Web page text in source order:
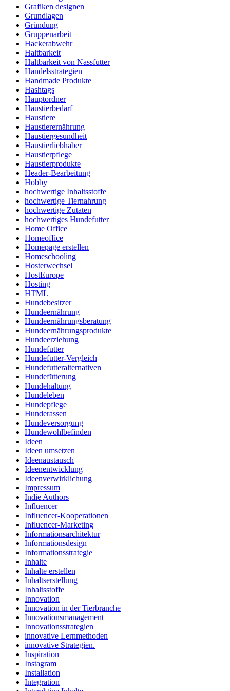
Grafiken designen
Grundlagen
Gründung
Gruppenarbeit
Hackerabwehr
Haltbarkeit
Haltbarkeit von Nassfutter
Handelsstrategien
Handmade Produkte
Hashtags
Hauptordner
Haustierbedarf
Haustiere
Haustierernährung
Haustiergesundheit
Haustierliebhaber
Haustierpflege
Haustierprodukte
Header-Bearbeitung
Hobby
hochwertige Inhaltsstoffe
hochwertige Tiernahrung
hochwertige Zutaten
hochwertiges Hundefutter
Home Office
Homeoffice
Homepage erstellen
Homeschooling
Hosterwechsel
HostEurope
Hosting
HTML
Hundebesitzer
Hundeernährung
Hundeernährungsberatung
Hundeernährungsprodukte
Hundeerziehung
Hundefutter
Hundefutter-Vergleich
Hundefutteralternativen
Hundefütterung
Hundehaltung
Hundeleben
Hundepflege
Hunderassen
Hundeversorgung
Hundewohlbefinden
Ideen
Ideen umsetzen
Ideenaustausch
Ideenentwicklung
Ideenverwirklichung
Impressum
Indie Authors
Influencer
Influencer-Kooperationen
Influencer-Marketing
Informationsarchitektur
Informationsdesign
Informationsstrategie
Inhalte
Inhalte erstellen
Inhaltserstellung
Inhaltsstoffe
Innovation
Innovation in der Tierbranche
Innovationsmanagement
Innovationsstrategien
innovative Lernmethoden
innovative Strategien.
Inspiration
Instagram
Installation
Integration